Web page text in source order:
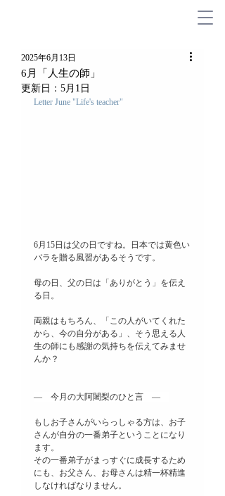
6月「人生の師」
2025年6月13日
更新日： 5月1日
Letter June "Life's teacher"
6月15日は父の日ですね。日本では黄色い
バラを贈る風習があるそうです。
母の日、父の日は「ありがとう」を伝え
る日。
両親はもちろん、「この人がいてくれた
から、今の自分がある」、そう思える人
生の師にも感謝の気持ちを伝えてみませ
んか？
―　今月の大阿闍梨のひと言　―
もしお子さんがいらっしゃる方は、お子
さんが自分の一番弟子ということになり
ます。
その一番弟子がまっすぐに成長するため
にも、お父さん、お母さんは精一杯精進
しなければなりません。